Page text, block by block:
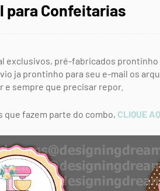
para Confeitarias
exclusivos, pré-fabricados
ja prontinho para seu e-mail os
e sempre que precisar repor.
que fazem parte do combo, CLIQUE